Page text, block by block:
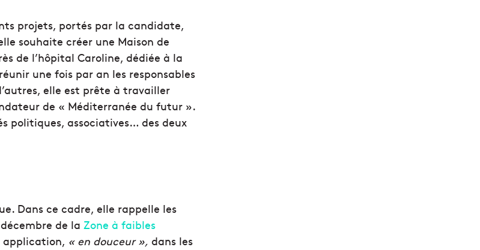
projets, portés par la candidate,
souhaite créer une Maison de
de l’hôpital Caroline, dédiée à la
une fois par an les responsables
elle est prête à travailler
de « Méditerranée du futur ».
politiques, associatives… des deux
Dans ce cadre, elle rappelle les
de la Zone à faibles
application, « en douceur », dans les